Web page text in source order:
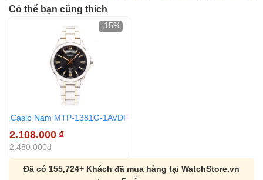
Có thể bạn cũng thích
Casio Nam MTP-1381G-1AVDF
2.108.000 ₫
2.480.000đ
-15%
Đã có 155,724+ Khách đã mua hàng tại WatchStore.vn